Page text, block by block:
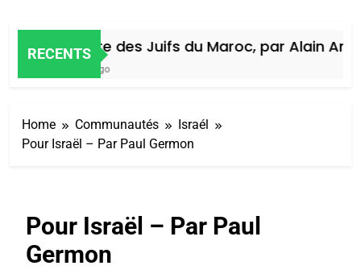
RECENTS
Histoire des Juifs du Maroc, par Alain Amiel
Home Communautés
Israél
Pour Israël – Par Paul Germon
Pour Israël – Par Paul
Germon